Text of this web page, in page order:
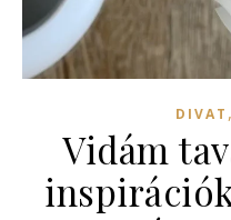
DIVAT ,
Vidám